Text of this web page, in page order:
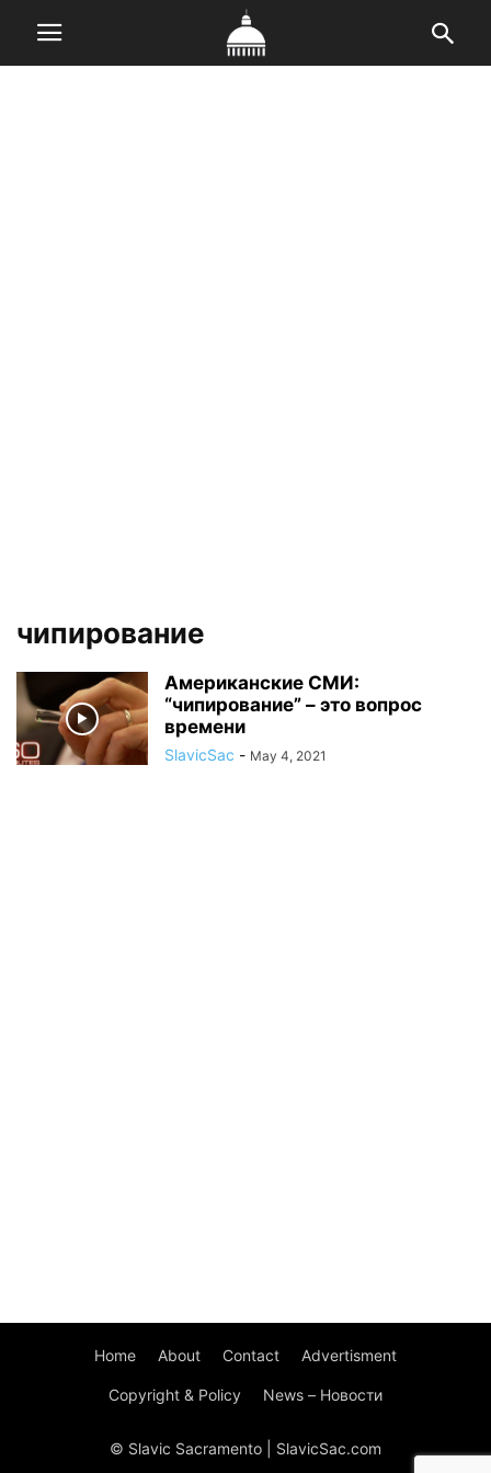
чипирование
Американские СМИ:
“чипирование” – это вопрос
времени
SlavicSac - May 4, 2021
Home About Contact Advertisment
Copyright & Policy News – Новости
© Slavic Sacramento | SlavicSac.com